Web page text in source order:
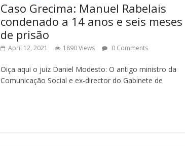
Caso Grecima: Manuel Rabelais
condenado a 14 anos e seis meses
de prisão
April 12, 2021 1890 Views 0 Comments
Oiça aqui o juiz Daniel Modesto: O antigo ministro da
Comunicação Social e ex-director do Gabinete de